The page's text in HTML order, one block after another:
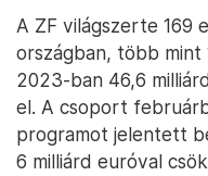
A ZF világszerte 169
országban, több
2023-ban 46,6
el. A csoport
programot jelentett
6 milliárd euróval